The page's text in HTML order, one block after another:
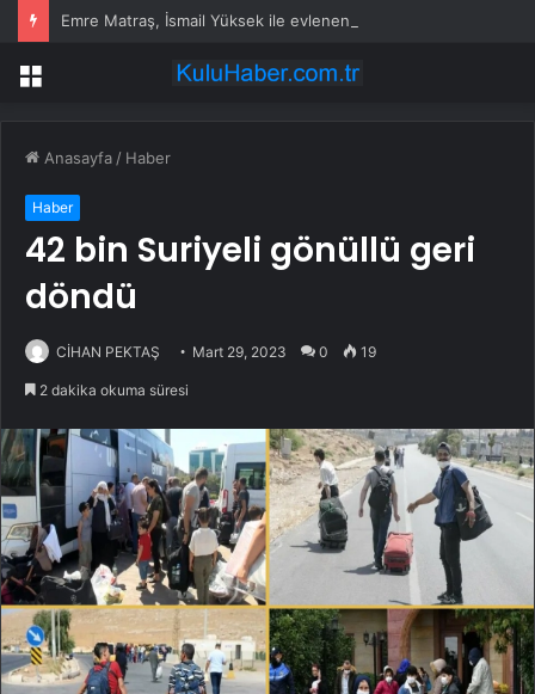
Menü
Anasayfa / Haber
Haber
42 bin Suriyeli gönüllü geri
döndü
CİHAN PEKTAŞ Mart 29, 2023 0 19
2 dakika okuma süresi